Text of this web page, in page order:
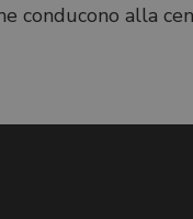
conducono alla